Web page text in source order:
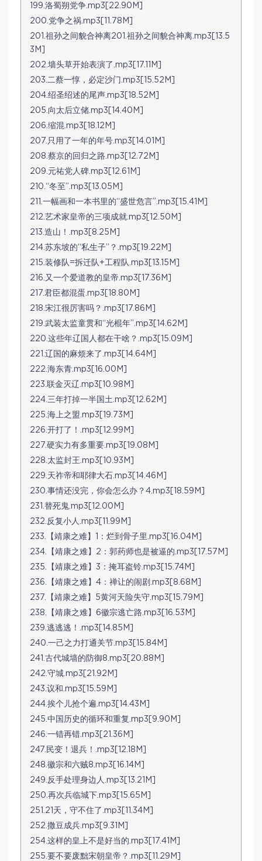
199.洛蜀朔党争.mp3[22.90M]
200.党争之祸.mp3[11.78M]
201.祖孙之间貌合神离201.祖孙之间貌合神离.mp3[13.5
3M]
202.墙头草开始表演了.mp3[17.11M]
203.二蔡一惇，必定沙门.mp3[15.52M]
204.绍圣绍述的尾声.mp3[18.52M]
205.向太后立储.mp3[14.40M]
206.缩混.mp3[18.12M]
207.只用了一年的年号.mp3[14.01M]
208.蔡京的回归之路.mp3[12.72M]
209.元祐党人碑.mp3[12.61M]
210.“冬至”.mp3[13.05M]
211.一幅画和一本书里的“盛世危言”.mp3[15.41M]
212.艺术家皇帝的三项成就.mp3[12.50M]
213.造山！.mp3[8.25M]
214.苏东坡的“私生子”？.mp3[19.22M]
215.装修队=拆迁队+工程队.mp3[13.15M]
216.又一个爱道教的皇帝.mp3[17.36M]
217.君臣都混蛋.mp3[18.80M]
218.宋江很厉害吗？.mp3[17.86M]
219.武装太监童贯和“光棍年”.mp3[14.62M]
220.这些年辽国人都在干啥？.mp3[15.09M]
221.辽国的麻烦来了.mp3[14.64M]
222.海东青.mp3[16.00M]
223.联金灭辽.mp3[10.98M]
224.三年打掉一半国土.mp3[12.62M]
225.海上之盟.mp3[19.73M]
226.开打了！.mp3[12.99M]
227.硬实力有多重要.mp3[19.08M]
228.太监封王.mp3[10.93M]
229.天祚帝和耶律大石.mp3[14.46M]
230.事情还没完，你会怎么办？4.mp3[18.59M]
231.替死鬼.mp3[12.00M]
232.反复小人.mp3[11.99M]
233.【靖康之难】1：烂到骨子里.mp3[16.04M]
234.【靖康之难】2：郭药师也是被逼的.mp3[17.57M]
235.【靖康之难】3：掩耳盗铃.mp3[15.74M]
236.【靖康之难】4：禅让的闹剧.mp3[8.68M]
237.【靖康之难】5黄河天险失守.mp3[15.79M]
238.【靖康之难】6徽宗逃亡路.mp3[16.53M]
239.逃逃逃！.mp3[14.85M]
240.一己之力打通关节.mp3[15.84M]
241.古代城墙的防御8.mp3[20.88M]
242.守城.mp3[21.92M]
243.议和.mp3[15.59M]
244.挨个儿抢个遍.mp3[14.43M]
245.中国历史的循环和重复.mp3[9.90M]
246.一错再错.mp3[21.36M]
247.民变！退兵！.mp3[12.18M]
248.徽宗和六贼8.mp3[16.14M]
249.反手处理身边人.mp3[13.21M]
250.再次兵临城下.mp3[15.65M]
251.21天，守不住了.mp3[11.34M]
252.撒豆成兵.mp3[9.31M]
254.这样的皇上不是好当的.mp3[17.41M]
255.要不要废黜宋朝皇帝？.mp3[11.29M]